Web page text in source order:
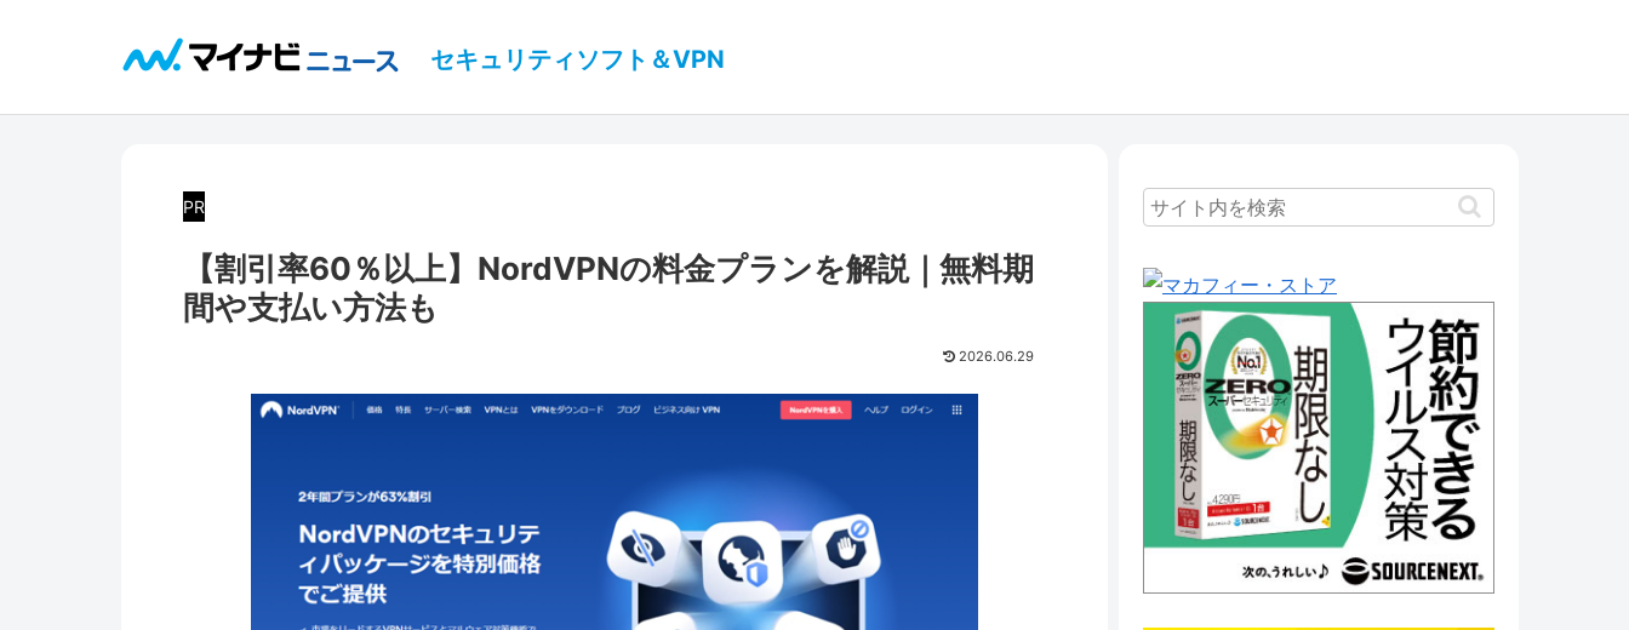
セキュリティソフト＆VPN
PR
【割引率60％以上】NordVPNの料金プランを解説｜無料期
間や支払い方法も
2026.06.29